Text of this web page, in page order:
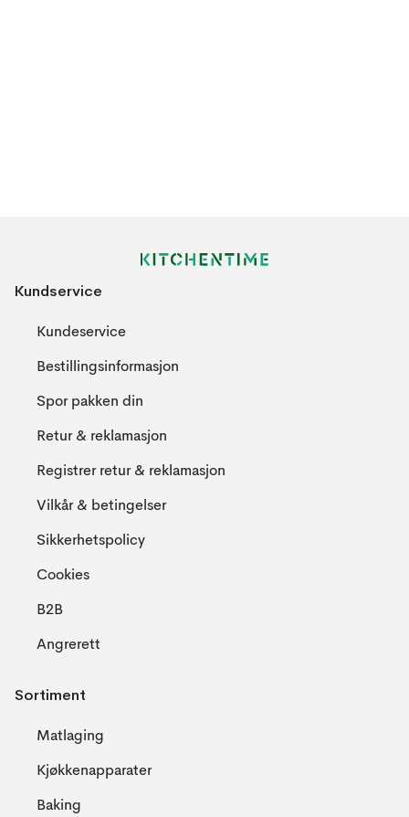
Kundservice
Kundeservice
Bestillingsinformasjon
Spor pakken din
Retur & reklamasjon
Registrer retur & reklamasjon
Vilkår & betingelser
Sikkerhetspolicy
Cookies
B2B
Angrerett
Sortiment
Matlaging
Kjøkkenapparater
Baking